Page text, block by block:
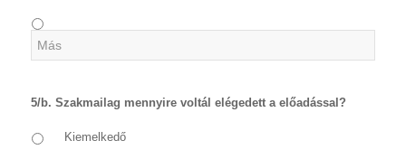
5/b. Szakmailag mennyire voltál elégedett a előadással?
Kiemelkedő